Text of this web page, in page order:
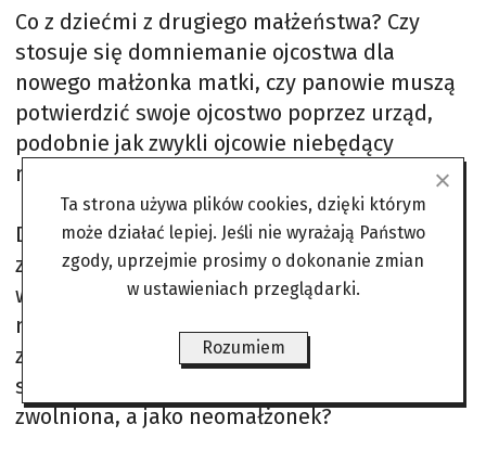
Co z dziećmi z drugiego małżeństwa? Czy
stosuje się domniemanie ojcostwa dla
nowego małżonka matki, czy panowie muszą
potwierdzić swoje ojcostwo poprzez urząd,
podobnie jak zwykli ojcowie niebędący
mężami matek swoich dzieci?
Dodatkowo, jeśli jeden z „neomałżonków”
zmarł przed orzeczeniem przez SN, że
wcześniej się nie rozwiedli, to kto dziedziczy z
mocy prawa? I czy osoba ta będzie
zobowiązana do zapłacenia podatku
spadkowego, skoro jako małżonek była
zwolniona, a jako neomałżonek?
Ta strona używa plików cookies, dzięki którym
może działać lepiej. Jeśli nie wyrażają Państwo
zgody, uprzejmie prosimy o dokonanie zmian
w ustawieniach przeglądarki.
Rozumiem